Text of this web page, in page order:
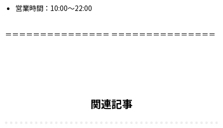
営業時間：10:00〜22:00
＝＝＝＝＝＝＝＝＝＝＝＝＝＝＝ ＝＝＝＝＝＝＝＝＝＝＝＝＝＝＝
関連記事